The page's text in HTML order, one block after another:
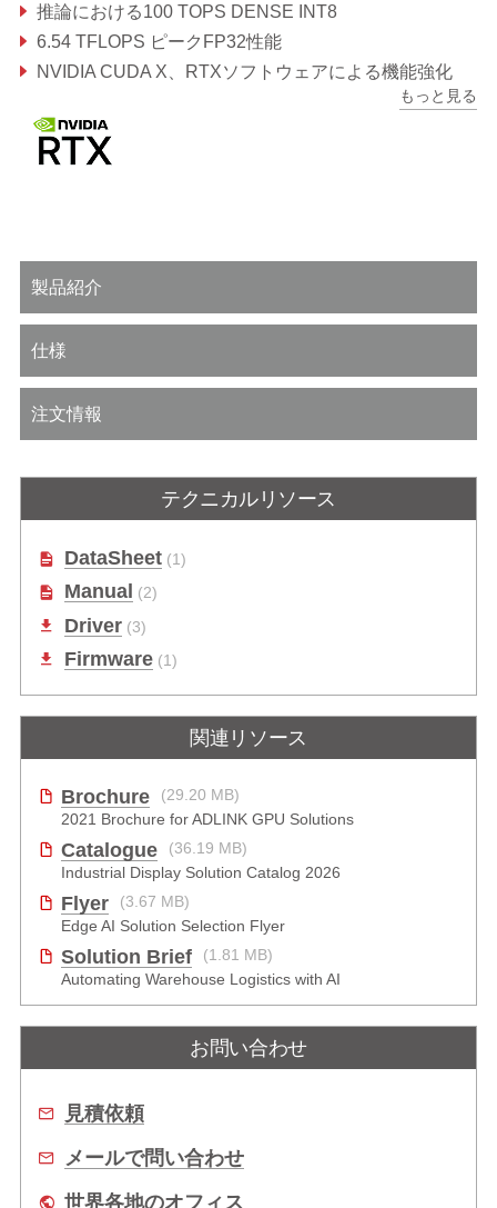
推論における100 TOPS DENSE INT8
6.54 TFLOPS ピークFP32性能
NVIDIA CUDA X、RTXソフトウェアによる機能強化
もっと見る
製品紹介
仕様
注文情報
テクニカルリソース
DataSheet(1)
Manual (2)
Driver(3)
Firmware(1)
関連リソース
Brochure
(29.20 MB)
2021 Brochure for ​ADLINK GPU Solutions
Catalogue
(36.19 MB)
Industrial Display Solution Catalog 2026
Flyer
(3.67 MB)
Edge AI Solution Selection Flyer
Solution Brief
(1.81 MB)
Automating Warehouse Logistics with AI
お問い合わせ
見積依頼
メールで問い合わせ
世界各地のオフィス